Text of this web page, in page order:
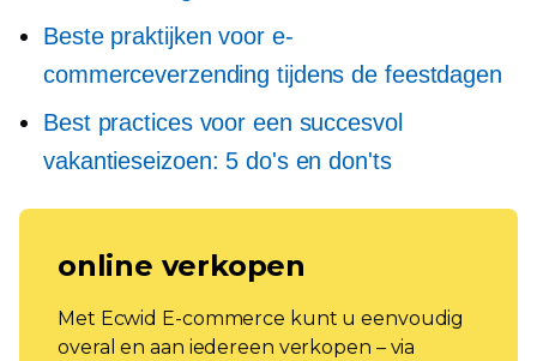
Beste praktijken voor e-
commerceverzending tijdens de feestdagen
Best practices voor een succesvol
vakantieseizoen: 5 do's en don'ts
online verkopen
Met Ecwid E-commerce kunt u eenvoudig
overal en aan iedereen verkopen – via